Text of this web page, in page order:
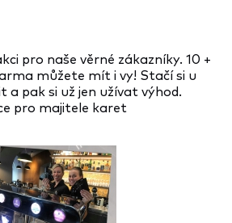
pro naše věrné zákazníky. 10 +
můžete mít i vy! Stačí si u
a pak si už jen užívat výhod.
pro majitele karet